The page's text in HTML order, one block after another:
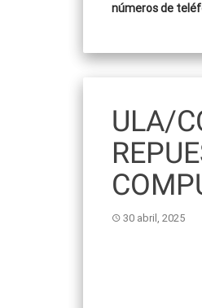
números de
ULA/
30 abril, 2025